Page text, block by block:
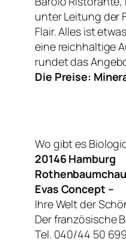
unter Leitung der
Flair. Alles ist
eine reichhaltige
rundet das
Die Preise:
Wo gibt es
20146 Hamburg
Evas Concept –
Ihre Welt der
Der französische
Tel. 040/44 50